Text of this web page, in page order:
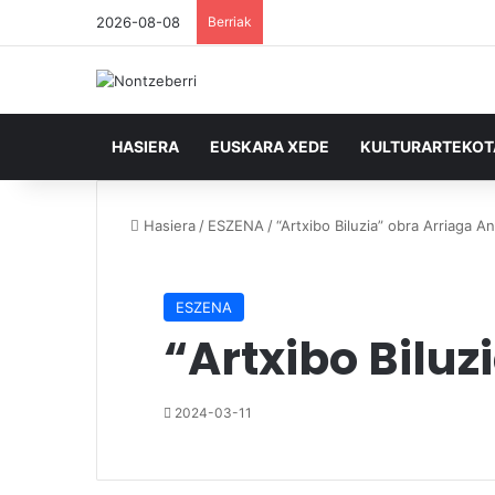
2026-08-08 Berriak
HASIERA EUSKARA XEDE
Hasiera / ESZENA /“Artxibo Biluzia” obra Arriaga
ESZENA
“Artxibo
2024-03-11